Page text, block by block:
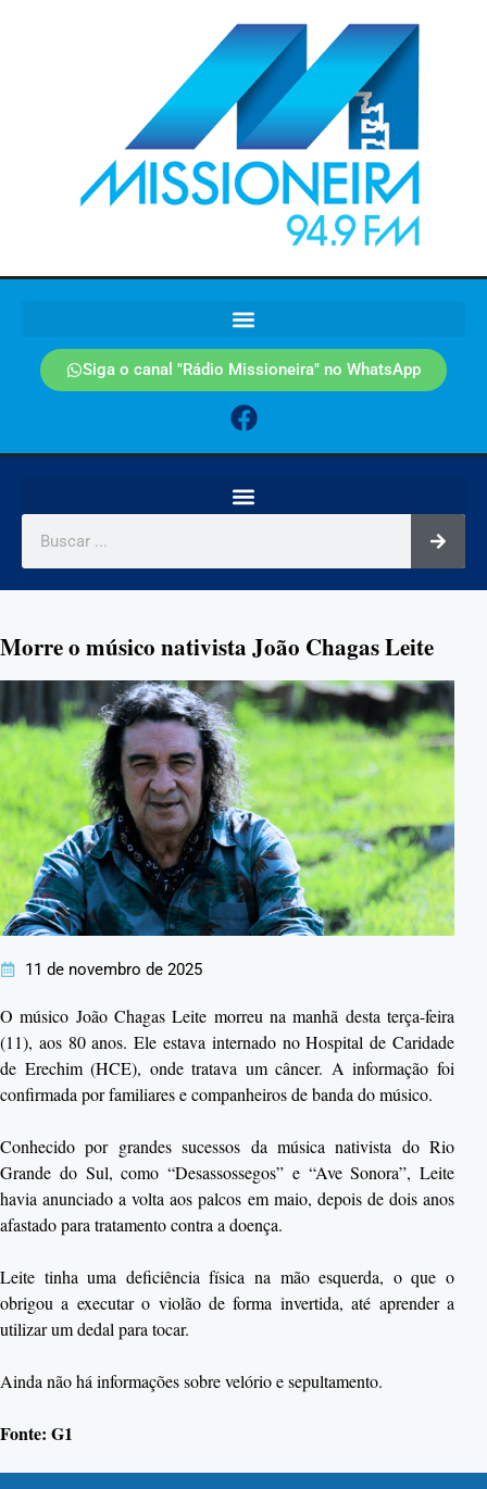
Siga o canal "Rádio Missioneira" no WhatsApp
Morre o músico nativista João Chagas Leite
11 de novembro de 2025
O músico João Chagas Leite morreu na manhã desta terça-feira
(11), aos 80 anos. Ele estava internado no Hospital de Caridade
de Erechim (HCE), onde tratava um câncer. A informação foi
confirmada por familiares e companheiros de banda do músico.
Conhecido por grandes sucessos da música nativista do Rio
Grande do Sul, como “Desassossegos” e “Ave Sonora”, Leite
havia anunciado a volta aos palcos em maio, depois de dois anos
afastado para tratamento contra a doença.
Leite tinha uma deficiência física na mão esquerda, o que o
obrigou a executar o violão de forma invertida, até aprender a
utilizar um dedal para tocar.
Ainda não há informações sobre velório e sepultamento.
Fonte: G1